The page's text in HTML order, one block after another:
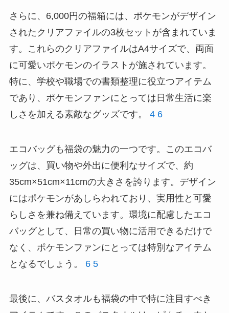
さらに、6,000円の福箱には、ポケモンがデザイン
されたクリアファイルの3枚セットが含まれていま
す。これらのクリアファイルはA4サイズで、両面
に可愛いポケモンのイラストが施されています。
特に、学校や職場での書類整理に役立つアイテム
であり、ポケモンファンにとっては日常生活に楽
しさを加える素敵なグッズです。 4 6
エコバッグも福袋の魅力の一つです。このエコバ
ッグは、買い物や外出に便利なサイズで、約
35cm×51cm×11cmの大きさを誇ります。デザイン
にはポケモンがあしらわれており、実用性と可愛
らしさを兼ね備えています。環境に配慮したエコ
バッグとして、日常の買い物に活用できるだけで
なく、ポケモンファンにとっては特別なアイテム
となるでしょう。 6 5
最後に、バスタオルも福袋の中で特に注目すべき